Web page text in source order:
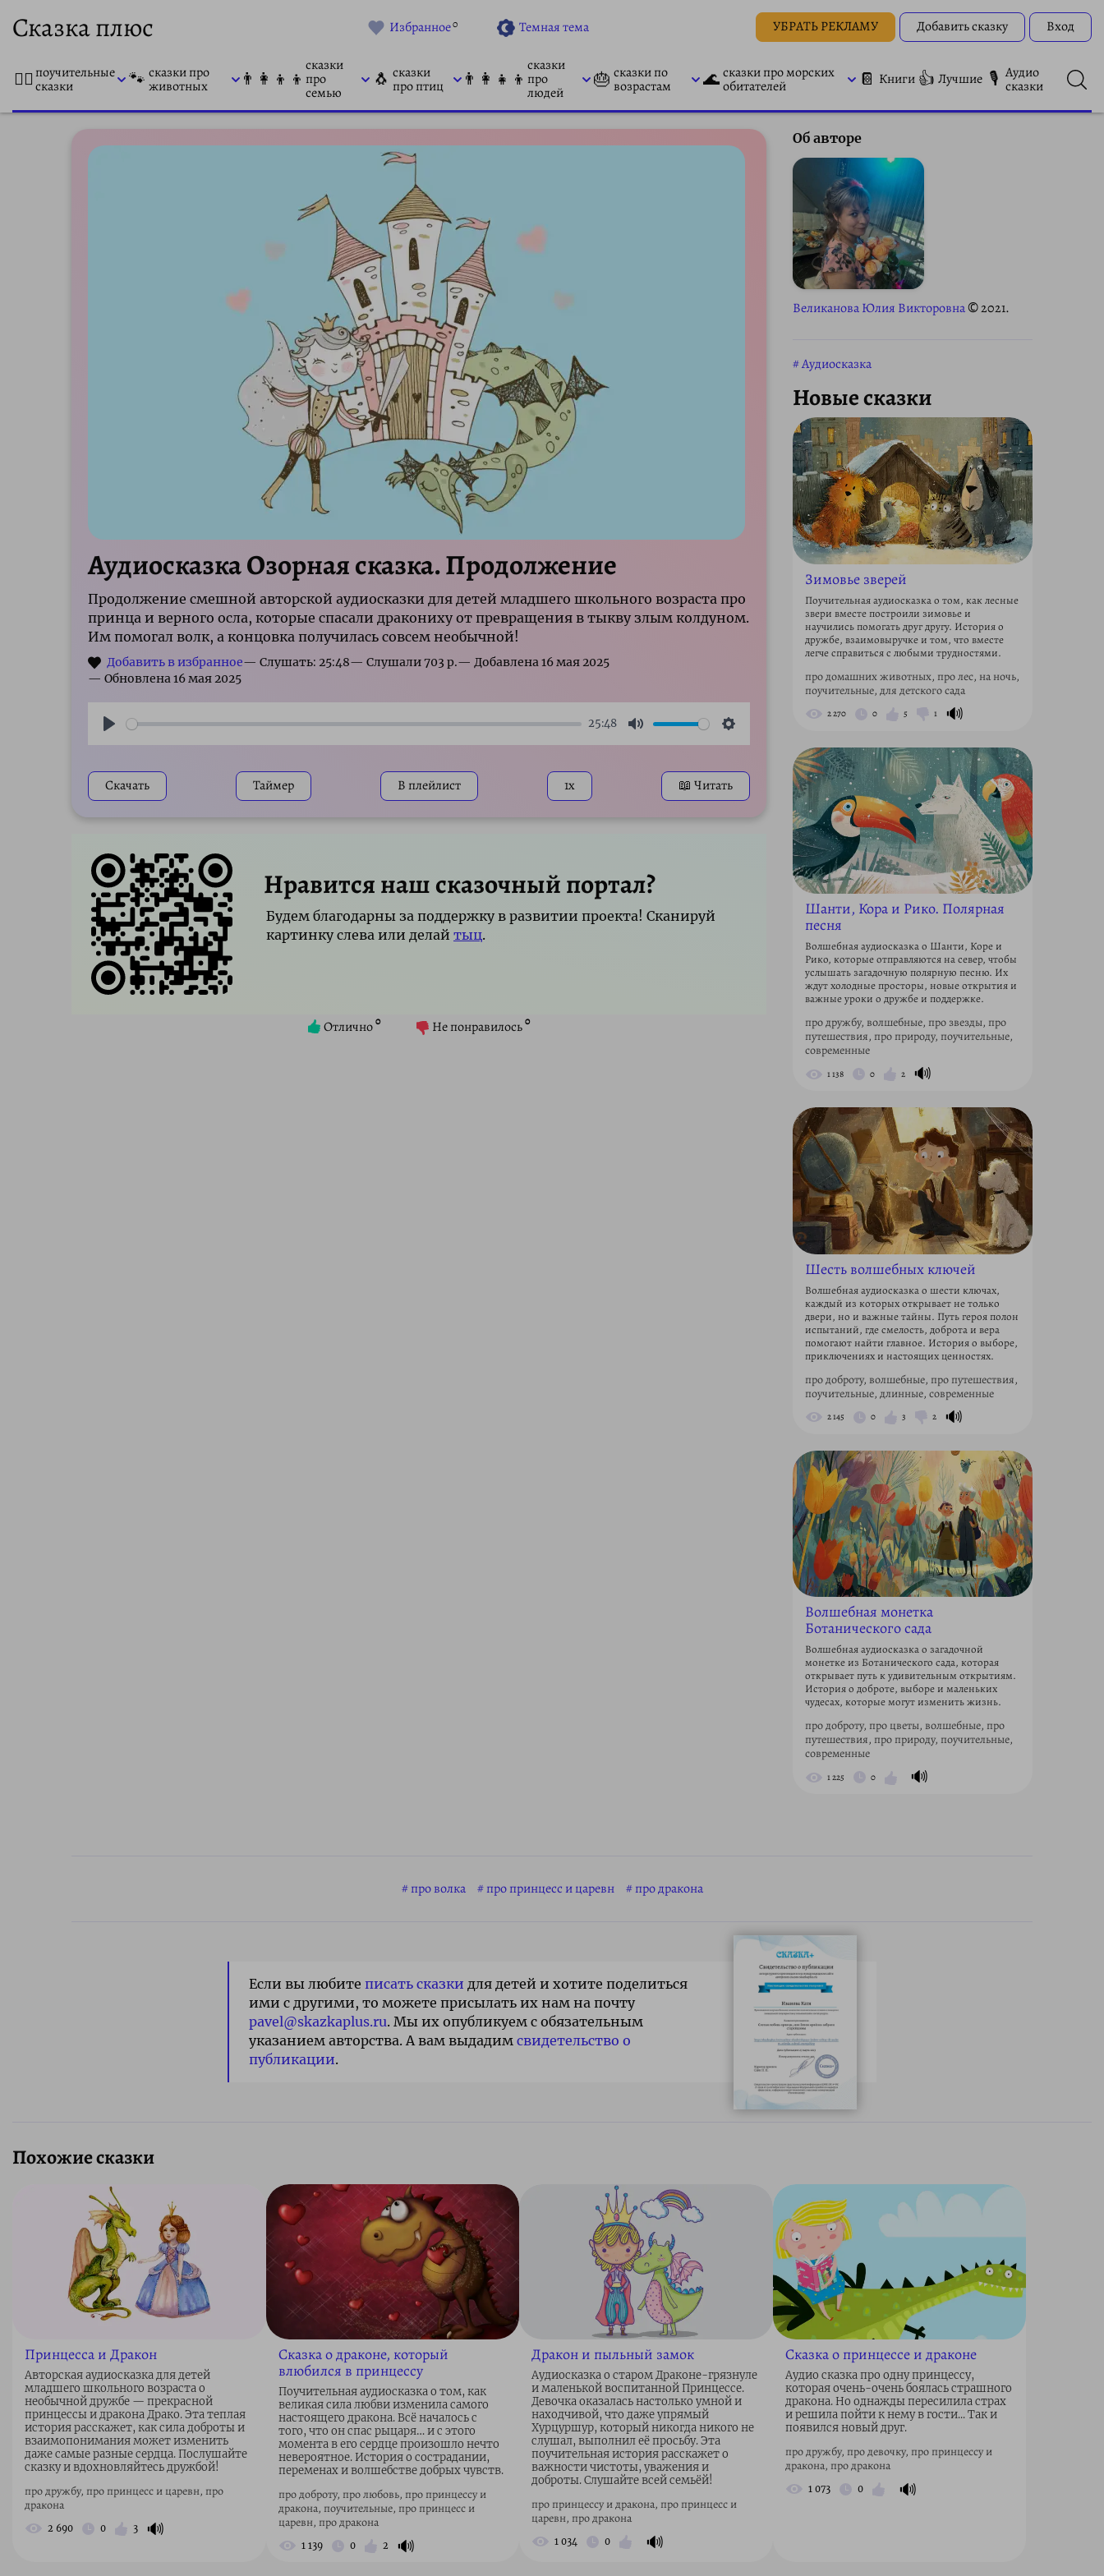
Сказка плюс Избранное0 Темная тема УБРАТЬ РЕКЛАМУ Добавить сказку Вход
👨‍⚕️поучительные
сказки 🐾 сказки про
животных 👨‍👩‍👦‍👦
сказки
про
семью
🐧 сказки
про птиц 👨‍👩‍👧‍👦
сказки
про
людей
🎂 сказки по
возрастам 🌊сказки про морских
обитателей 📔 Книги 👍 Лучшие 🎙 Аудио
сказки
Аудиосказка Озорная сказка. Продолжение
Продолжение смешной авторской аудиосказки для детей младшего школьного возраста про
принца и верного осла, которые спасали дракониху от превращения в тыкву злым колдуном.
Им помогал волк, а концовка получилась совсем необычной!
— Слушать: 25:48 р.
25:48
Mute Settings
Скачать Таймер В плейлист 1x 📖 Читать
Нравится наш сказочный портал?
Будем благодарны за поддержку в развитии проекта! Сканируй
картинку слева или делай тыц.
Отлично0 Не понравилось0
Об авторе
Великанова Юлия Викторовна© 2021.
Аудиосказка
Новые сказки
Зимовье зверей
Поучительная аудиосказка о том, как лесные
звери вместе построили зимовье и
научились помогать друг другу. История о
дружбе, взаимовыручке и том, что вместе
легче справиться с любыми трудностями.
про домашних животных, про лес, на ночь,
поучительные, для детского сада
2 270 0 5 1 🔊
Шанти, Кора и Рико. Полярная
песня
Волшебная аудиосказка о Шанти, Коре и
Рико, которые отправляются на север, чтобы
услышать загадочную полярную песню. Их
ждут холодные просторы, новые открытия и
важные уроки о дружбе и поддержке.
про дружбу, волшебные, про звезды, про
путешествия, про природу, поучительные,
современные
1 138 0 2 🔊
Шесть волшебных ключей
Волшебная аудиосказка о шести ключах,
каждый из которых открывает не только
двери, но и важные тайны. Путь героя полон
испытаний, где смелость, доброта и вера
помогают найти главное. История о выборе,
приключениях и настоящих ценностях.
про доброту, волшебные, про путешествия,
поучительные, длинные, современные
2 145 0 3 2 🔊
Волшебная монетка
Ботанического сада
Волшебная аудиосказка о загадочной
монетке из Ботанического сада, которая
открывает путь к удивительным открытиям.
История о доброте, выборе и маленьких
чудесах, которые могут изменить жизнь.
про доброту, про цветы, волшебные, про
путешествия, про природу, поучительные,
современные
1 225 0 🔊
про волка про принцесс и царевн про дракона
Если вы любите писать сказки для детей и хотите поделиться
ими с другими, то можете присылать их нам на почту
pavel@skazkaplus.ru. Мы их опубликуем с обязательным
указанием авторства. А вам выдадим свидетельство о
публикации.
Похожие сказки
Принцесса и Дракон
Авторская аудиосказка для детей
младшего школьного возраста о
необычной дружбе — прекрасной
принцессы и дракона Драко. Эта теплая
история расскажет, как сила доброты и
взаимопонимания может изменить
даже самые разные сердца. Послушайте
сказку и вдохновляйтесь дружбой!
про дружбу, про принцесс и царевн, про
дракона
2 690 0 3 🔊
Сказка о драконе, который
влюбился в принцессу
Поучительная аудиосказка о том, как
великая сила любви изменила самого
настоящего дракона. Всё началось с
того, что он спас рыцаря… и с этого
момента в его сердце произошло нечто
невероятное. История о сострадании,
переменах и волшебстве добрых чувств.
про доброту, про любовь, про принцессу и
дракона, поучительные, про принцесс и
царевн, про дракона
1 139 0 2 🔊
Дракон и пыльный замок
Аудиосказка о старом Драконе-грязнуле
и маленькой воспитанной Принцессе.
Девочка оказалась настолько умной и
находчивой, что даже упрямый
Хурцуршур, который никогда никого не
слушал, выполнил её просьбу. Эта
поучительная история расскажет о
важности чистоты, уважения и
доброты. Слушайте всей семьёй!
про принцессу и дракона, про принцесс и
царевн, про дракона
1 034 0 🔊
Сказка о принцессе и драконе
Аудио сказка про одну принцессу,
которая очень-очень боялась страшного
дракона. Но однажды пересилила страх
и решила пойти к нему в гости... Так и
появился новый друг.
про дружбу, про девочку, про принцессу и
дракона, про дракона
1 073 0 🔊